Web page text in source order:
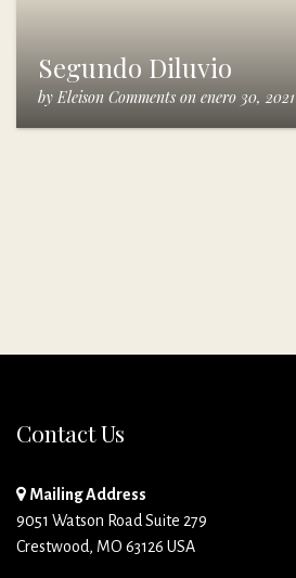
Segundo Diluvio
by Eleison Comments on enero 30, 2021
Contact Us
Mailing Address
9051 Watson Road Suite 279
Crestwood, MO 63126 USA